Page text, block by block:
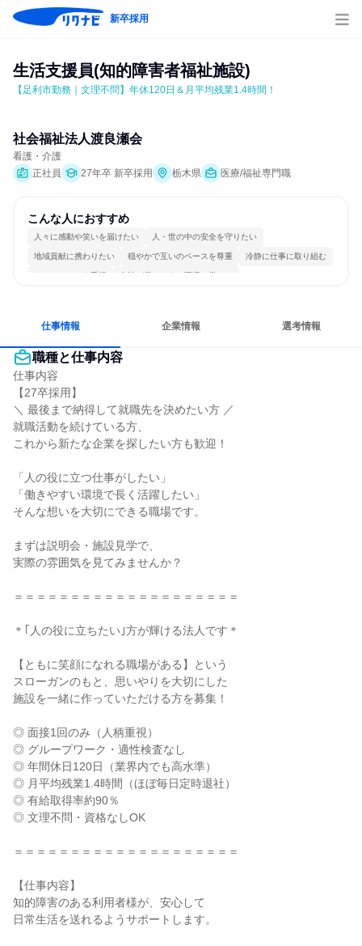
新卒採用
生活支援員(知的障害者福祉施設)
【足利市勤務｜文理不問】年休120日＆月平均残業1.4時間！
社会福祉法人渡良瀬会
看護・介護
正社員
27年卒 新卒採用 栃木県 医療/福祉専門職
こんな人におすすめ
人々に感動や笑いを届けたい 人・世の中の安全を守りたい
地域貢献に携わりたい 穏やかで互いのペースを尊重 冷静に仕事に取り組む
チームワークを重視 女性が働きやすい環境で働ける
仕事情報 企業情報 選考情報
職種と仕事内容
仕事内容
【27卒採用】
＼ 最後まで納得して就職先を決めたい方 ／
就職活動を続けている方、
これから新たな企業を探したい方も歓迎！
「人の役に立つ仕事がしたい」
「働きやすい環境で長く活躍したい」
そんな想いを大切にできる職場です。
まずは説明会・施設見学で、
実際の雰囲気を見てみませんか？
＝＝＝＝＝＝＝＝＝＝＝＝＝＝＝＝＝＝＝＝
＊｢人の役に立ちたい｣方が輝ける法人です＊
【ともに笑顔になれる職場がある】という
スローガンのもと、思いやりを大切にした
施設を一緒に作っていただける方を募集！
◎ 面接1回のみ（人柄重視）
◎ グループワーク・適性検査なし
◎ 年間休日120日（業界内でも高水準）
◎ 月平均残業1.4時間（ほぼ毎日定時退社）
◎ 有給取得率約90％
◎ 文理不問・資格なしOK
＝＝＝＝＝＝＝＝＝＝＝＝＝＝＝＝＝＝＝＝
【仕事内容】
知的障害のある利用者様が、安心して
日常生活を送れるようサポートします。